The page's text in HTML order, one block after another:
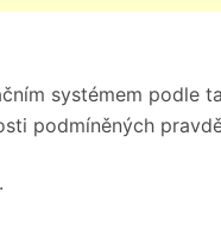
systémem podle
podmíněných
.